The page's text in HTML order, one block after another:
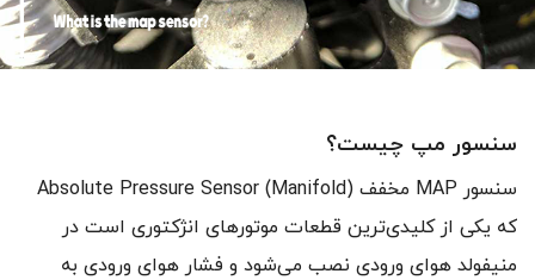
سنسور مپ چیست؟
سنسور MAP مخفف (Absolute Pressure Sensor (Manifold
که یکی از کلیدی‌ترین قطعات موتورهای انژکتوری است در
منیفولد هوای ورودی نصب می‌شود و فشار هوای ورودی به